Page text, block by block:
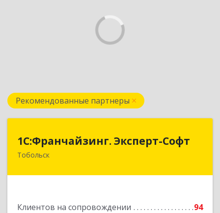
Рекомендованные партнеры
1С:Франчайзинг. Эксперт-Софт
Тобольск
Клиентов на сопровождении 94
1С:Франчайзинг. Эксперт-Софт
626150, Тюменская обл, Тобольск г, 7-й мкр,